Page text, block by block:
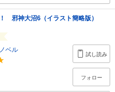
邪神大沼6（イラスト簡略版）
ベル
試し読み
フォロー